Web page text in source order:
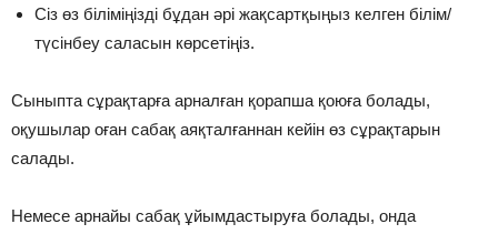
Сіз өз біліміңізді бұдан әрі жақсартқыңыз келген білім/
түсінбеу саласын көрсетіңіз.
Сыныпта сұрақтарға арналған қорапша қоюға болады,
оқушылар оған сабақ аяқталғаннан кейін өз сұрақтарын
салады.
Немесе арнайы сабақ ұйымдастыруға болады, онда